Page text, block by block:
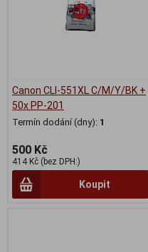
Canon CLI-551XL C/M/Y/BK +
50x PP-201
Termín dodání (dny): 1
500 Kč
414 Kč (bez DPH:)
Koupit